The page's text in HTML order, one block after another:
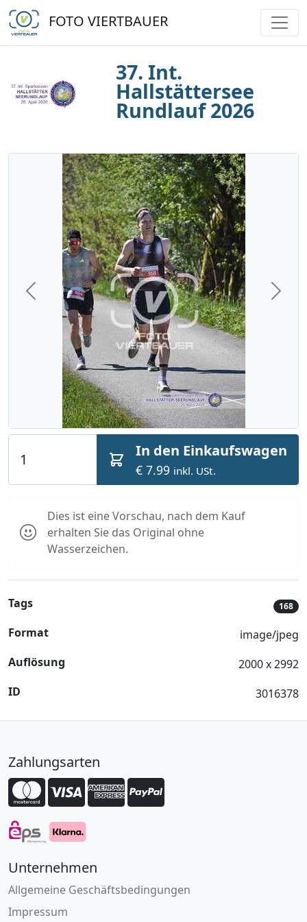
FOTO VIERTBAUER
37. Int.
Hallstättersee
Rundlauf 2026
Previous Next
In den Einkaufswagen
€ 7.99 inkl. USt.
Dies ist eine Vorschau, nach dem Kauf
erhalten Sie das Original ohne
Wasserzeichen.
Tags 168
Format
image/jpeg
Auflösung
2000 x 2992
ID
3016378
Zahlungsarten
Unternehmen
Allgemeine Geschäftsbedingungen
Impressum